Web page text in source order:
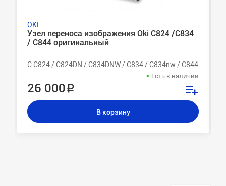
OKI
Узел переноса изображения Oki C824 /C834
/ C844 оригинальный
C C824 / C824DN / C834DNW / C834 / C834nw / C844 /
Есть в наличии
26 000 ₽
В корзину